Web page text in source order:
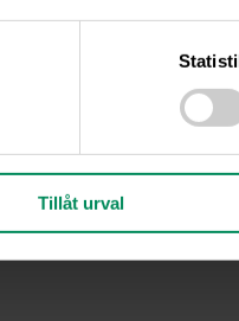
Tillåt urval